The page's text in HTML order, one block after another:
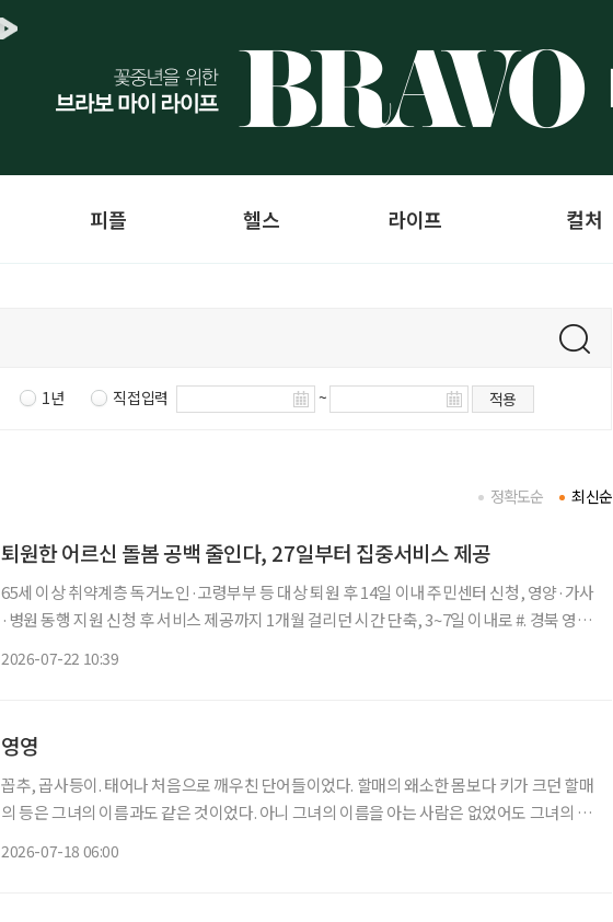
피플 헬스 라이프 컬처
1년 직접입력 ~ 적용
최신순
정확도순
퇴원한 어르신 돌봄 공백 줄인다, 27일부터 집중서비스 제공
65세 이상 취약계층 독거노인·고령부부 등 대상 퇴원 후 14일 이내 주민센터 신청, 영양·가사
·병원 동행 지원 신청 후 서비스 제공까지 1개월 걸리던 시간 단축, 3~7일 이내로 #. 경북 영주
2026-07-22 10:39
영영
꼽추, 곱사등이. 태어나 처음으로 깨우친 단어들이었다. 할매의 왜소한 몸보다 키가 크던 할매
의 등은 그녀의 이름과도 같은 것이었다. 아니 그녀의 이름을 아는 사람은 없었어도 그녀의 곱
2026-07-18 06:00